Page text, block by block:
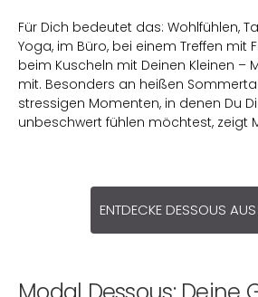
Für Dich bedeutet das: Wohlfühlen,
Yoga, im Büro, bei einem Treffen mit
beim Kuscheln mit Deinen Kleinen –
mit. Besonders an heißen
stressigen Momenten, in denen Du
unbeschwert fühlen möchtest, zeigt
ENTDECKE DESSOUS